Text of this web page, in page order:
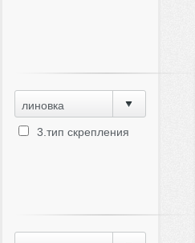
линовка
3.тип скрепления